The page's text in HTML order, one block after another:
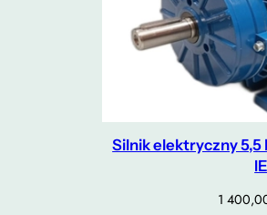
Silnik elektryczny 5,5
1